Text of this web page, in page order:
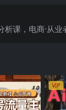
析课，电商·从
VIP